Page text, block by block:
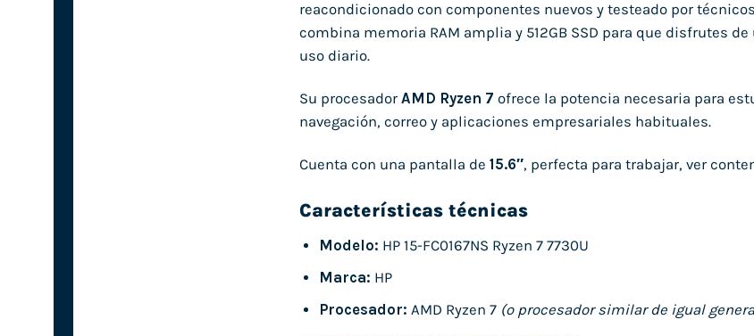
reacondicionado con componentes nuevos y testeado por
combina memoria RAM amplia y 512GB SSD para que disfrutes
uso diario.
Su procesador AMD Ryzen 7 ofrece la potencia necesaria para
navegación, correo y aplicaciones empresariales habituales.
Cuenta con una pantalla de 15.6″, perfecta para trabajar, ver
Características técnicas
Modelo: HP 15-FC0167NS Ryzen 7 7730U
Marca: HP
Procesador: AMD Ryzen 7 (o procesador similar de igual